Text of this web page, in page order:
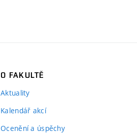
O FAKULTĚ
Aktuality
Kalendář akcí
Ocenění a úspěchy